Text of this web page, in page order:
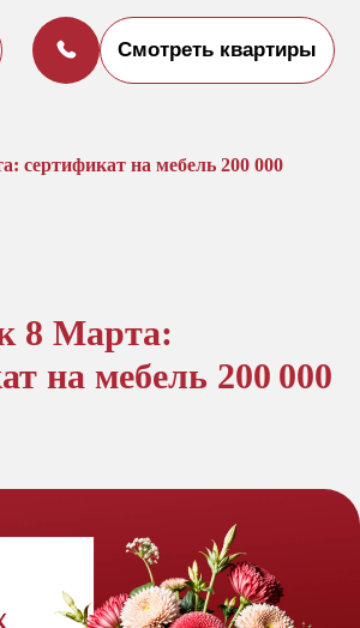
Смотреть квартиры
сертификат на мебель 200 000
8 Марта:
на мебель 200 000